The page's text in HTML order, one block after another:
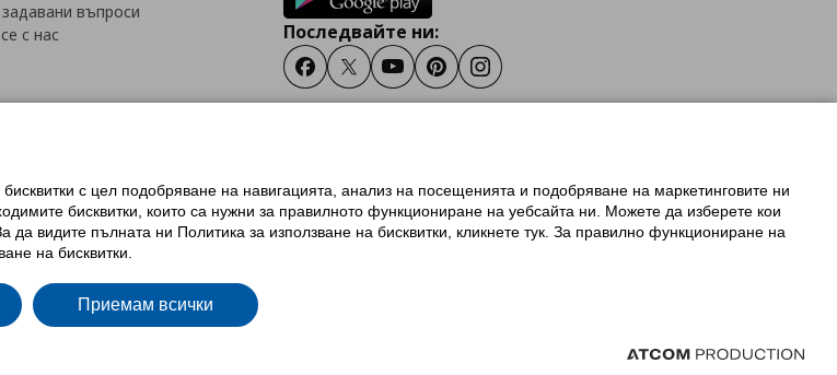
въпроси
с нас
Последвайте ни:
FacebookTwitterYoutubePinterestInstagram
за използване на бисквиткиУсловия за ползване на ikea.bg
личните данни на ikea.bg
Общи условия на програма IKEA Family
с цел подобряване на навигацията, анализ на посещенията и подобряване на маркетинговите ни
бисквитки, които са нужни за правилното функциониране на уебсайта ни. Можете да изберете кои
да видите пълната ни Политика за използване на бисквитки, кликнете тук. За правилно функциониране на
на бисквитки.
Приемам всички